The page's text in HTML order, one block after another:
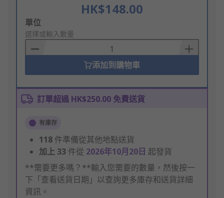
HK$148.00
Add
to
Basket
單位
選擇或輸入數量
添加到購物車
訂單超過 HK$250.00 免費送貨
有庫存
118 件準備從其他地點送貨
加上33 件從 2026年10月20日 起發貨
**需要更多嗎？**輸入您需要的數量，然後按一
下「查看送貨日期」以查詢更多庫存和送貨詳細
資訊。